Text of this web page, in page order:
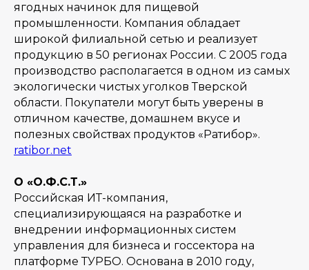
ягодных начинок для пищевой
промышленности. Компания обладает
широкой филиальной сетью и реализует
продукцию в 50 регионах России. С 2005 года
производство располагается в одном из самых
экологически чистых уголков Тверской
области. Покупатели могут быть уверены в
отличном качестве, домашнем вкусе и
полезных свойствах продуктов «Ратибор».
ratibor.net
О «О.Ф.С.Т.»
Российская ИТ-компания,
специализирующаяся на разработке и
внедрении информационных систем
управления для бизнеса и госсектора на
платформе ТУРБО. Основана в 2010 году,